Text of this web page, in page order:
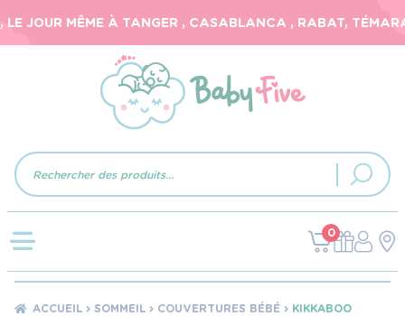
JOUR MÊME À TANGER , CASABLANCA , RABAT,
Recherche
de
produits
0
ACCUEIL SOMMEIL COUVERTURES BÉBÉ
KIKKABOO